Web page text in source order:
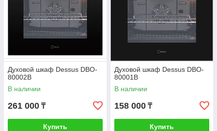
Духовой шкаф Dessus DBO-
80002B
В наличии
261 000 ₸
Купить
Духовой шкаф Dessus DBO-
80001B
В наличии
158 000 ₸
Купить